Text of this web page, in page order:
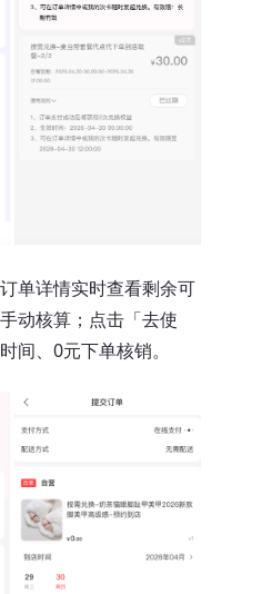
单详情实时查看剩余可
动核算；点击「去使
间、0元下单核销。